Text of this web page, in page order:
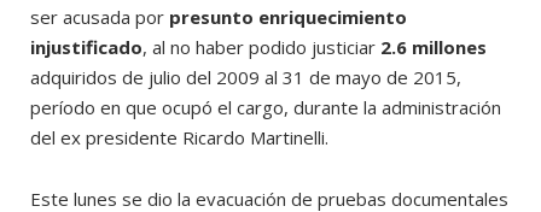
ser acusada por presunto enriquecimiento
injustificado, al no haber podido justiciar 2.6 millones
adquiridos de julio del 2009 al 31 de mayo de 2015,
período en que ocupó el cargo, durante la administración
del ex presidente Ricardo Martinelli.
Este lunes se dio la evacuación de pruebas documentales